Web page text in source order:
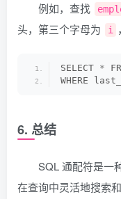
例如，查找
头，第三个字母为
i
SELECT *
WHERE
6. 总结
SQL 通配符是一
在查询中灵活地搜索和